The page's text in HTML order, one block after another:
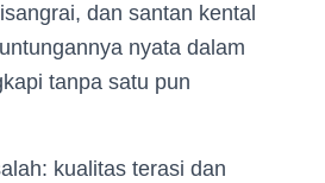
dan santan kental
nyata dalam
tanpa satu pun
kualitas terasi dan